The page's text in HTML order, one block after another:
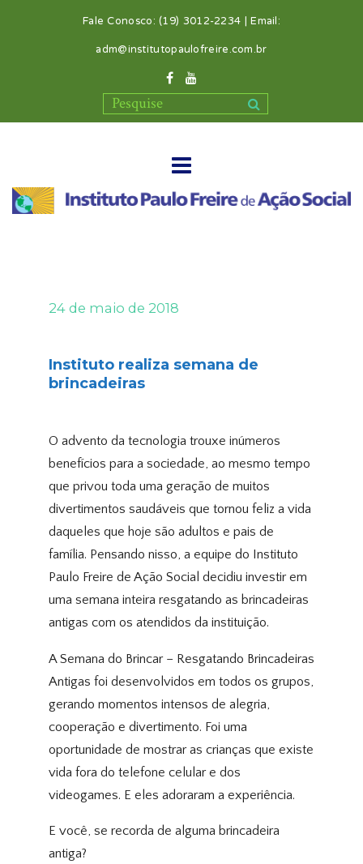
Fale Conosco: (19) 3012-2234 | Email:
adm@institutopaulofreire.com.br
24 de maio de 2018
Instituto realiza semana de
brincadeiras
O advento da tecnologia trouxe inúmeros
benefícios para a sociedade, ao mesmo tempo
que privou toda uma geração de muitos
divertimentos saudáveis que tornou feliz a vida
daqueles que hoje são adultos e pais de
família. Pensando nisso, a equipe do Instituto
Paulo Freire de Ação Social decidiu investir em
uma semana inteira resgatando as brincadeiras
antigas com os atendidos da instituição.
A Semana do Brincar – Resgatando Brincadeiras
Antigas foi desenvolvidos em todos os grupos,
gerando momentos intensos de alegria,
cooperação e divertimento. Foi uma
oportunidade de mostrar as crianças que existe
vida fora do telefone celular e dos
videogames. E eles adoraram a experiência.
E você, se recorda de alguma brincadeira
antiga?